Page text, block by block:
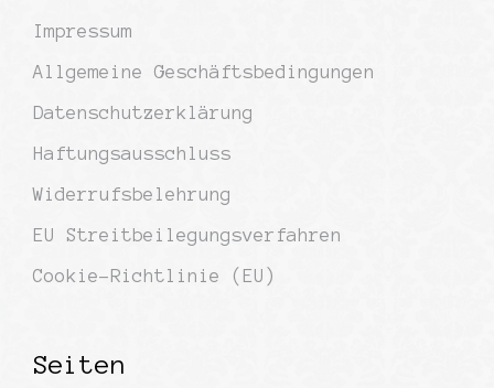
Impressum
Allgemeine Geschäftsbedingungen
Datenschutzerklärung
Haftungsausschluss
Widerrufsbelehrung
EU Streitbeilegungsverfahren
Cookie-Richtlinie (EU)
Seiten